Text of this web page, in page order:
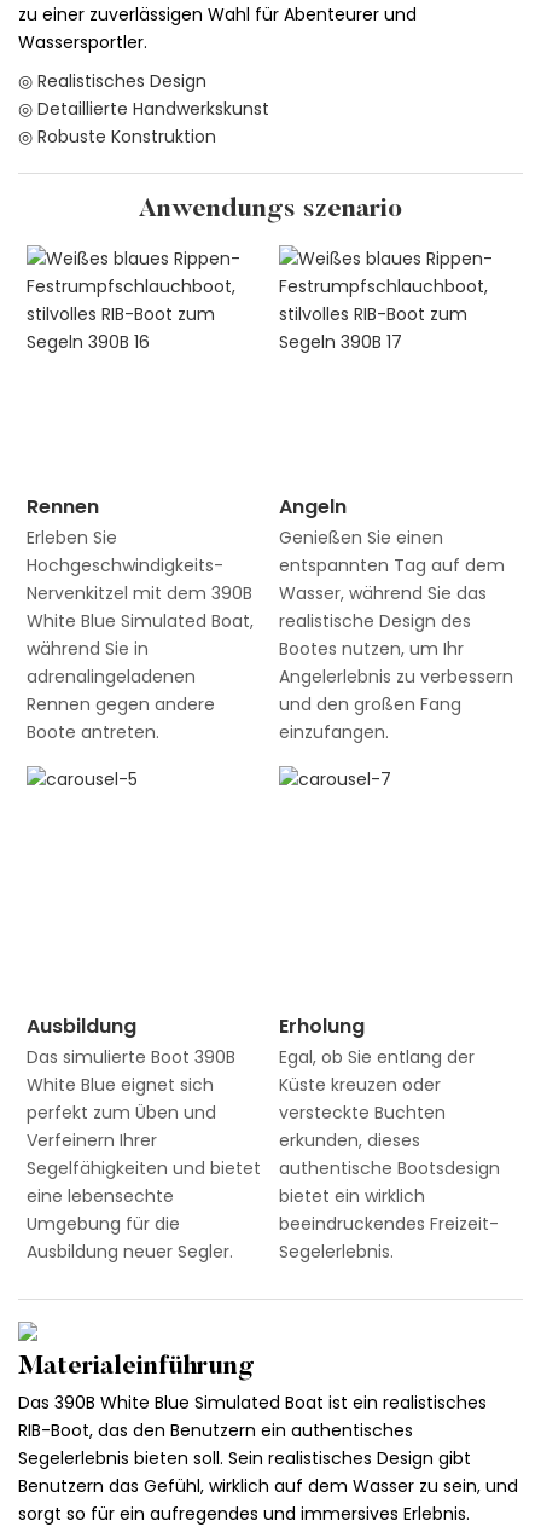
zu einer zuverlässigen Wahl für Abenteurer und
Wassersportler.
◎ Realistisches Design
◎ Detaillierte Handwerkskunst
◎ Robuste Konstruktion
Anwendungs szenario
Rennen
Erleben Sie
Hochgeschwindigkeits-
Nervenkitzel mit dem 390B
White Blue Simulated Boat,
während Sie in
adrenalingeladenen
Rennen gegen andere
Boote antreten.
Angeln
Genießen Sie einen
entspannten Tag auf dem
Wasser, während Sie das
realistische Design des
Bootes nutzen, um Ihr
Angelerlebnis zu verbessern
und den großen Fang
einzufangen.
Ausbildung
Das simulierte Boot 390B
White Blue eignet sich
perfekt zum Üben und
Verfeinern Ihrer
Segelfähigkeiten und bietet
eine lebensechte
Umgebung für die
Ausbildung neuer Segler.
Erholung
Egal, ob Sie entlang der
Küste kreuzen oder
versteckte Buchten
erkunden, dieses
authentische Bootsdesign
bietet ein wirklich
beeindruckendes Freizeit-
Segelerlebnis.
Materialeinführung
Das 390B White Blue Simulated Boat ist ein realistisches
RIB-Boot, das den Benutzern ein authentisches
Segelerlebnis bieten soll. Sein realistisches Design gibt
Benutzern das Gefühl, wirklich auf dem Wasser zu sein, und
sorgt so für ein aufregendes und immersives Erlebnis.